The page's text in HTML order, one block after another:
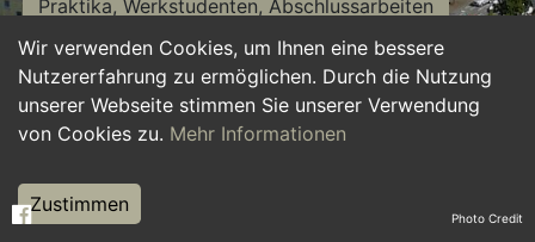
Wir verwenden Cookies, um Ihnen eine bessere
Nutzererfahrung zu ermöglichen. Durch die Nutzung
unserer Webseite stimmen Sie unserer Verwendung
von Cookies zu. Mehr Informationen
Zustimmen
Praktika, Werkstudenten, Abschlussarbeiten
Personalwesen Assistenz, Sekretariat
Hilfskräfte, Aushilfs- und Nebenjobs
Weiterbildung, Studium, duale Ausbildung Photo Credit